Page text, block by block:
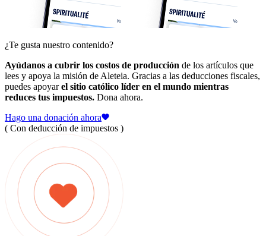
¿Te gusta nuestro contenido?
Ayúdanos a cubrir los costos de producción de los artículos que
lees y apoya la misión de Aleteia. Gracias a las deducciones fiscales,
puedes apoyarel sitio católico líder en el mundo mientras
reduces tus impuestos. Dona ahora.
Hago una donación ahora
( Con deducción de impuestos )